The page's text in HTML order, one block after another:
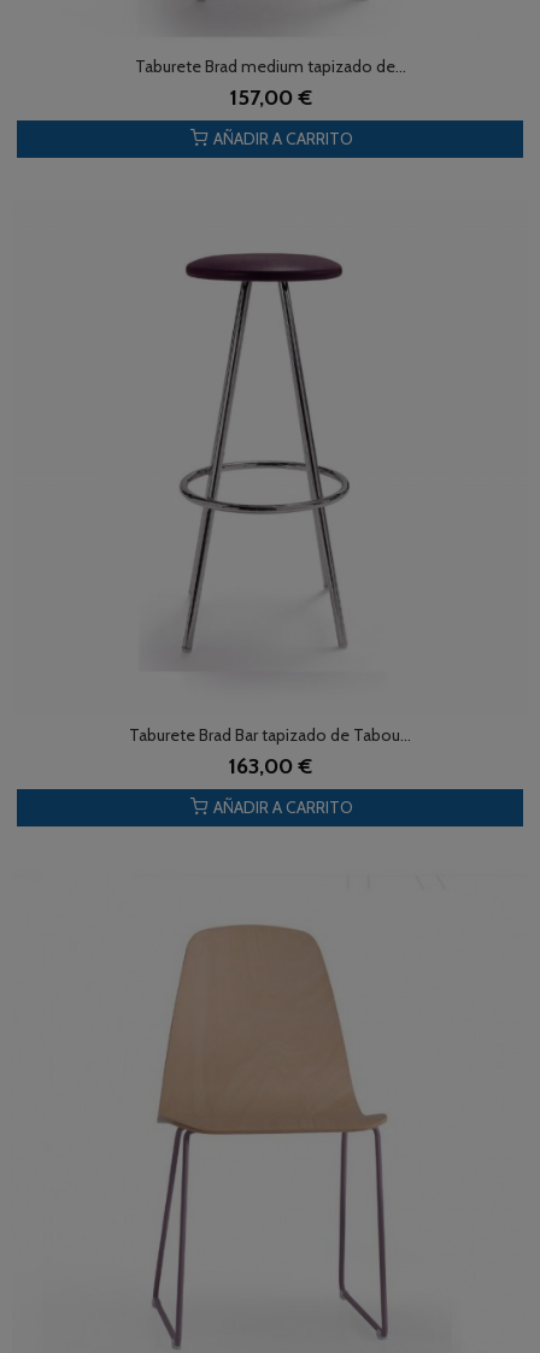
Taburete Brad medium tapizado de...
157,00 €
AÑADIR A CARRITO
Taburete Brad Bar tapizado de Tabou...
163,00 €
AÑADIR A CARRITO